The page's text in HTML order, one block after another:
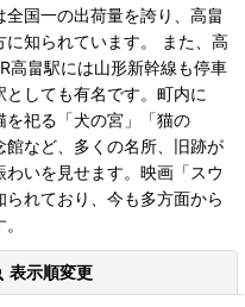
国一の出荷量を誇り、高畠
知られています。 また、高
高畠駅には山形新幹線も停車
しても有名です。町内に
を祀る「犬の宮」「猫の
など、多くの名所、旧跡が
いを見せます。映画「スウ
れており、今も多方面から
表示順変更